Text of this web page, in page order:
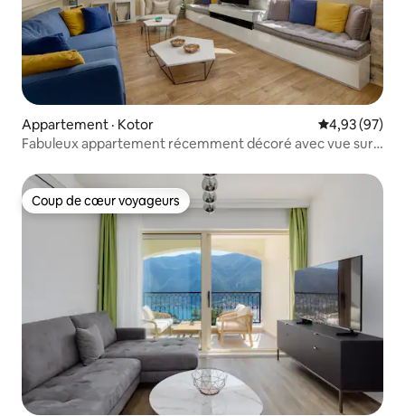
Appartement · Kotor Note
4,93 (97)
Fabuleux appartement récemment décoré avec vue sur
Coup de cœur voyageurs
Coup de cœur voyageurs